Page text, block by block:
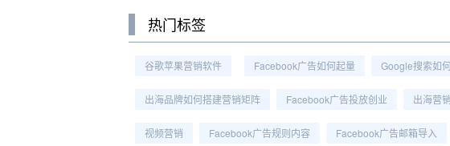
热门标签
谷歌苹果营销软件 Facebook广告如何起量 Google搜索如
出海品牌如何搭建营销矩阵 Facebook广告投放创业 出海营
视频营销 Facebook广告规则内容 Facebook广告邮箱导入